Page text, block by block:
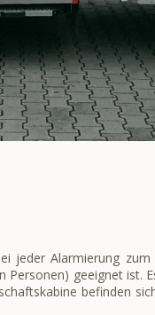
Alarmierung
geeignet
befinden